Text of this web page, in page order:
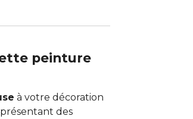
peinture
à votre décoration
des